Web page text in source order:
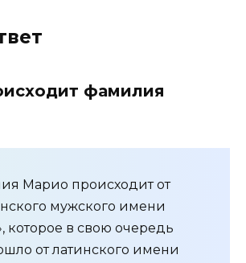
фамилия
Марио происходит от
мужского имени
которое в свою очередь
от латинского имени